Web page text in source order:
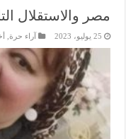
مصر والاستقلال التام
25 يوليو، 2023 آراء حرة